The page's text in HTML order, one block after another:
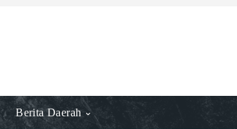
Berita Daerah